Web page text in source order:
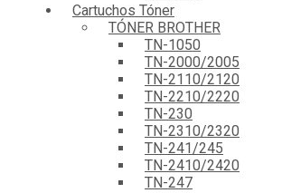
Cartuchos Tóner
TÓNER BROTHER
TN-1050
TN-2000/2005
TN-2110/2120
TN-2210/2220
TN-230
TN-2310/2320
TN-241/245
TN-2410/2420
TN-247